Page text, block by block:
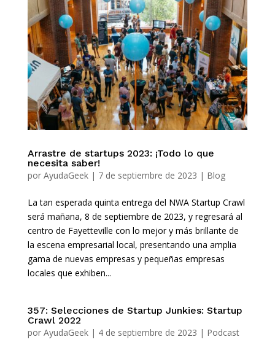
Arrastre de startups 2023: ¡Todo lo que
necesita saber!
por AyudaGeek| 7 de septiembre de 2023 | Blog
La tan esperada quinta entrega del NWA Startup Crawl
será mañana, 8 de septiembre de 2023, y regresará al
centro de Fayetteville con lo mejor y más brillante de
la escena empresarial local, presentando una amplia
gama de nuevas empresas y pequeñas empresas
locales que exhiben...
357: Selecciones de Startup Junkies: Startup
Crawl 2022
por AyudaGeek| 4 de septiembre de 2023 | Podcast